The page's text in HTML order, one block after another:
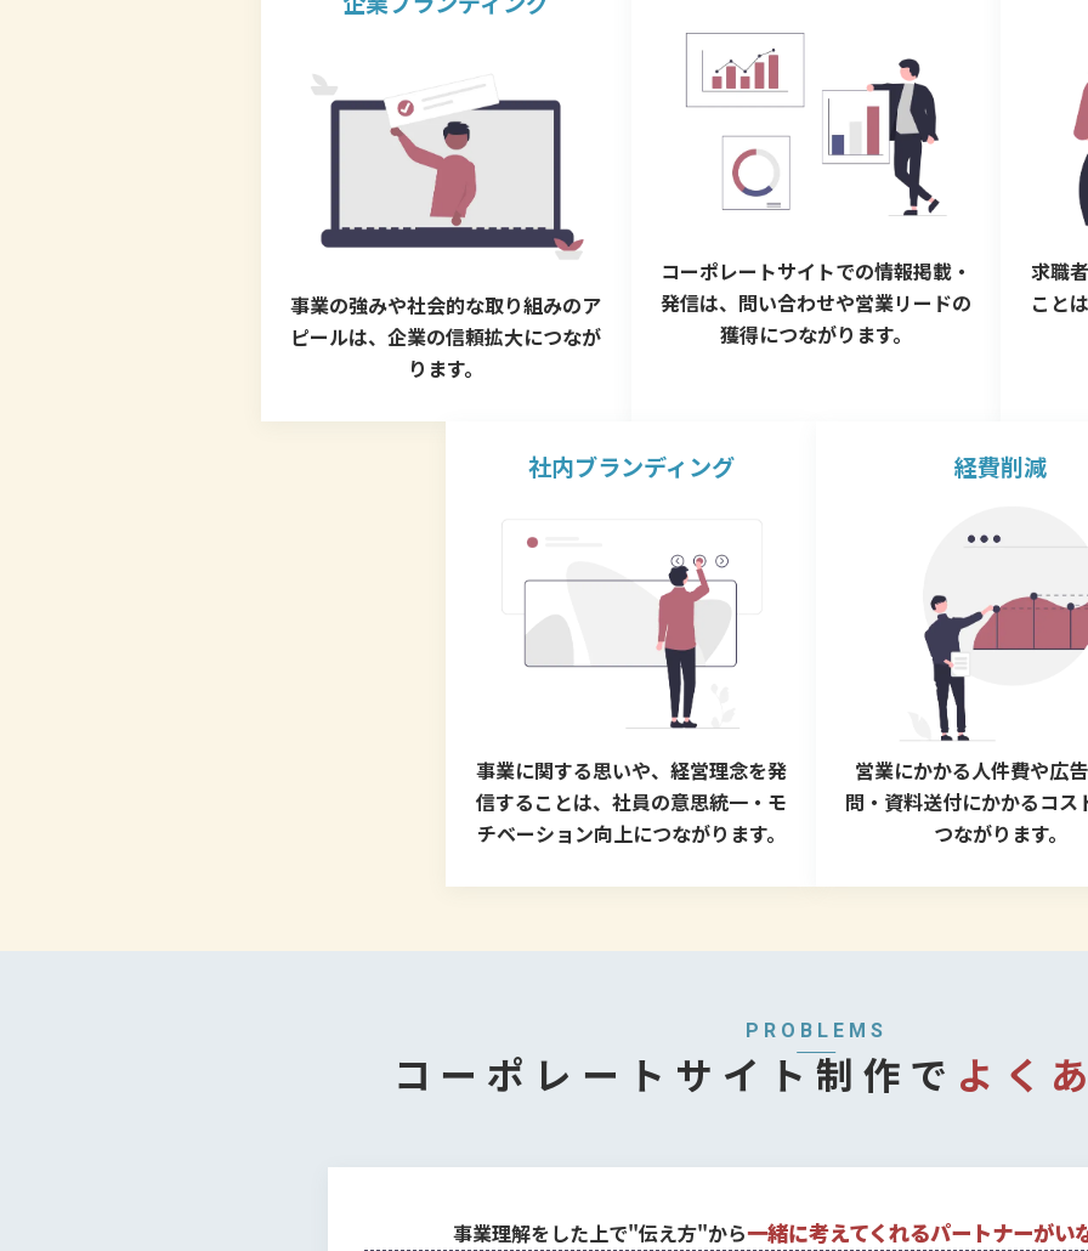
事業の強みや社会的な取り組みのア
ピールは、企業の信頼拡大につなが
ります。
コーポレートサイトでの情報掲載・
発信は、問い合わせや営業リードの
獲得につながります。
求職
こと
社内ブランディング
事業に関する思いや、経営理念を発
信することは、社員の意思統一・モ
チベーション向上につながります。
経費削減
営業にかかる人件費や広
問・資料送付にかかるコス
つながります。
PROBLEMS
コーポレートサイト制作で よく
事業理解をした上で"伝え方"から一緒に考えてくれるパートナーがい